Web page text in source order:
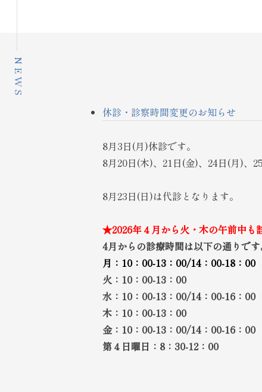
NEWS
休診・診察時間変更のお知らせ
8月3日(月)休診です。
8月20日(木)、21日(金)、24日(月)、
8月23日(日)は代診となります。
★2026年４月から火・木の午前中
4月からの診療時間は以下の通りです
月：10：00‐13：00/14：00-18：00
火：10：00-13：00
水：10：00-13：00/14：00-16：00
木：10：00-13：00
金：10：00-13：00/14：00-16：00
第４日曜日：8：30-12：00